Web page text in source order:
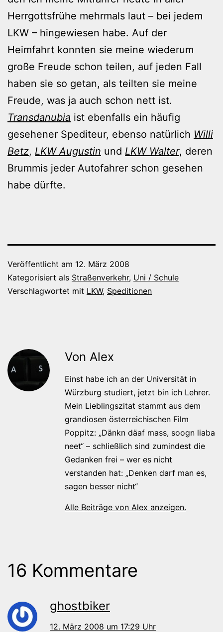
Herrgottsfrühe mehrmals laut – bei jedem
LKW – hingewiesen habe. Auf der
Heimfahrt konnten sie meine wiederum
große Freude schon teilen, auf jeden Fall
haben sie so getan, als teilten sie meine
Freude, was ja auch schon nett ist.
Transdanubia ist ebenfalls ein häufig
gesehener Spediteur, ebenso natürlich Willi
Betz, LKW Augustin und LKW Walter, deren
Brummis jeder Autofahrer schon gesehen
habe dürfte.
Veröffentlicht am 12. März 2008
Kategorisiert als Straßenverkehr, Uni / Schule
Verschlagwortet mit LKW, Speditionen
Von Alex
Einst habe ich an der Universität in
Würzburg studiert, jetzt bin ich Lehrer.
Mein Lieblingszitat stammt aus dem
grandiosen österreichischen Film
Poppitz: „Dänkn däaf mass, soogn liaba
neet“ – schließlich sind zumindest die
Gedanken frei – wer es nicht
verstanden hat: „Denken darf man es,
sagen besser nicht“
Alle Beiträge von Alex anzeigen.
16 Kommentare
ghostbiker
12. März 2008 um 17:29 Uhr